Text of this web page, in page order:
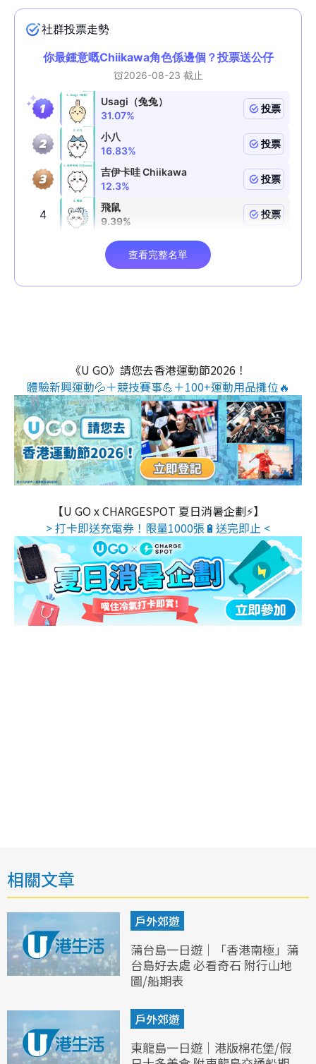
《U GO》請您去香港運動節2026！
體驗新興運動💦＋競技賽事💪＋100+運動用品攤位🔥
【U GO x CHARGESPOT 夏日消暑企劃⚡】
> 打卡即送充電券！限量1000張🔋送完即止 <
相關文章
戶外郊遊
蒲台島一日遊｜「香港南極」蒲
台島好去處 必看奇石 附行山地
圖/船期表
戶外郊遊
東龍島一日遊｜港版棉花堡/假